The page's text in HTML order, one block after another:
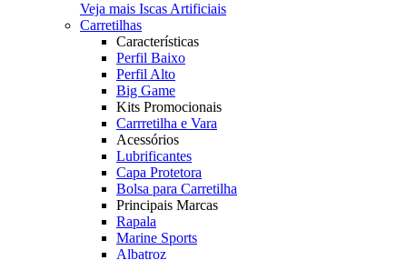
Veja mais Iscas Artificiais
Carretilhas
Características
Perfil Baixo
Perfil Alto
Big Game
Kits Promocionais
Carrretilha e Vara
Acessórios
Lubrificantes
Capa Protetora
Bolsa para Carretilha
Principais Marcas
Rapala
Marine Sports
Albatroz